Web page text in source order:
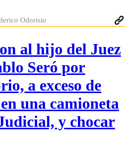
Odorisio
al hijo del Juez
Seró por
a exceso de
una camioneta
y chocar